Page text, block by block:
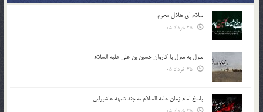
سلام ای هلال محرم
منزل به منزل با کاروان حسین بن علی علیه السلام
پاسخ امام زمان علیه السلام به چند شبهه عاشورایی